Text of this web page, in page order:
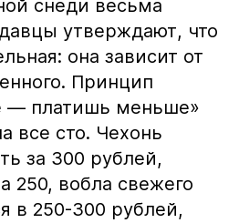
снеди весьма
утверждают, что
она зависит от
Принцип
— платишь меньше»
все сто. Чехонь
за 300 рублей,
250, вобла свежего
в 250-300 рублей,